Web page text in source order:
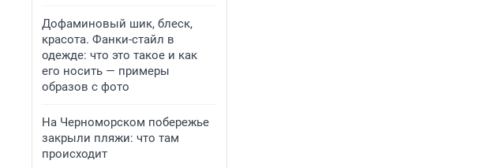
Дофаминовый шик, блеск,
красота. Фанки-стайл в
одежде: что это такое и как
его носить — примеры
образов с фото
На Черноморском побережье
закрыли пляжи: что там
происходит